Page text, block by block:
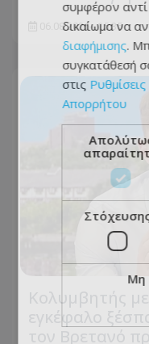
06.08.2026 - 15:35
Κολυμβητής
εγκέφαλο
συμφέρον αντί
δικαίωμα να
διαφήμισης.
συγκατάθεσή
στις
Απορρήτου
Μη